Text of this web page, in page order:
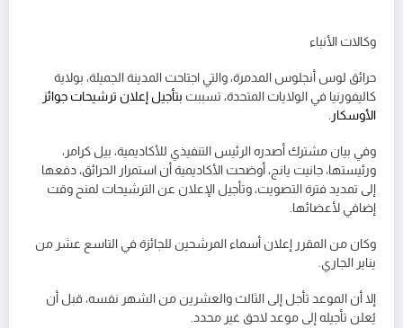
وكالات الأنباء
حرائق لوس أنجلوس المدمرة، والتي اجتاحت المدينة الجميلة، بولاية
كاليفورنيا في الولايات المتحدة، تسببت بتأجيل إعلان ترشيحات جوائز
الأوسكار.
وفي بيان مشترك أصدره الرئيس التنفيذي للأكاديمية، بيل كرامر،
ورئيستها، جانيت يانج، أوضحت الأكاديمية أن استمرار الحرائق، دفعها
إلى تمديد فترة التصويت، وتأجيل الإعلان عن الترشيحات لمنح وقت
إضافي لأعضائها.
وكان من المقرر إعلان أسماء المرشحين للجائزة في التاسع عشر من
يناير الجاري.
إلا أن الموعد تأجل إلى الثالث والعشرين من الشهر نفسه، قبل أن
يُعلن تأجيله إلى موعد لاحق غير محدد.